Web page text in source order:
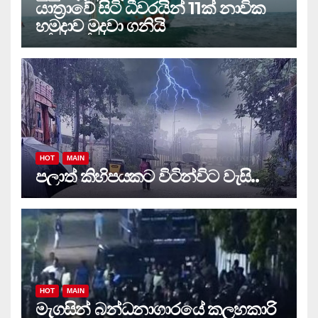
යාත්‍රාවේ සිටි ධීවරයින් 11ක් නාවික
හමුදාව මුදවා ගනියි
HOT MAIN
පලාත් කිහිපයකට විටින්විට වැසි..
HOT MAIN
මැගසින් බන්ධනාගාරයේ කලහකාරි